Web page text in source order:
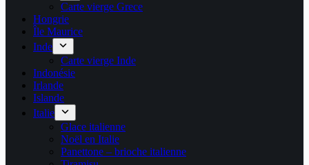
Carte vierge Grece
Hongrie
Île Maurice
Inde
Carte vierge Inde
Indonésie
Irlande
Islande
Italie
Glace italienne
Noël en Italie
Panettone – brioche italienne